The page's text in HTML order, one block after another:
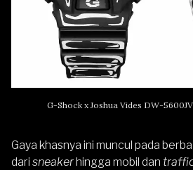
G-Shock x Joshua Vides DW-
Gaya khasnya ini muncul pada
dari sneaker hingga mobil dan